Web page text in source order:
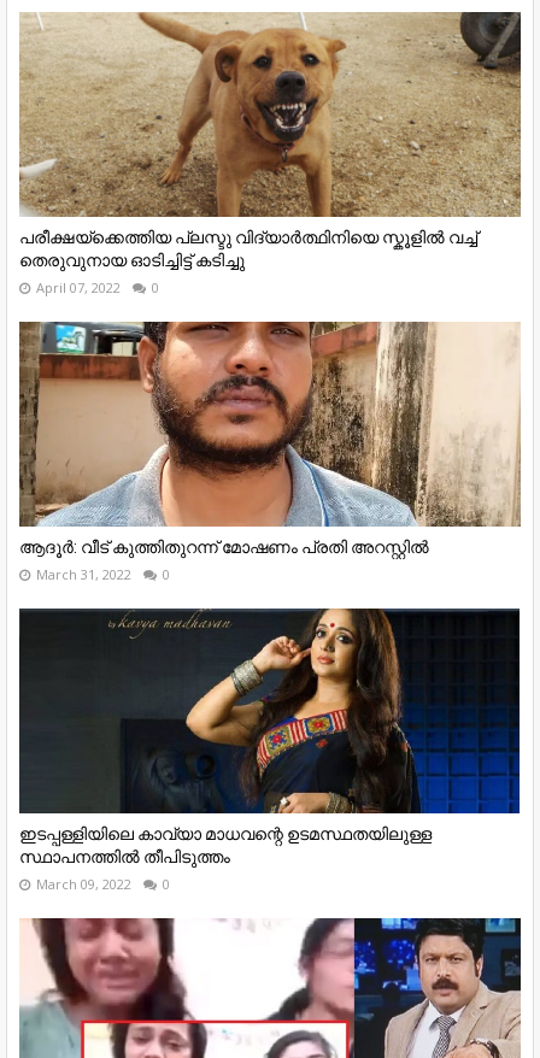
പരീക്ഷയ്ക്കെത്തിയ പ്ലസ്ടു വിദ്യാർത്ഥിനിയെ സ്കൂളിൽ വച്ച്
തെരുവുനായ ഓടിച്ചിട്ട് കടിച്ചു
April 07, 2022 0
ആദൂർ: വീട് കുത്തിതുറന്ന് മോഷണം പ്രതി അറസ്റ്റിൽ
March 31, 2022 0
ഇടപ്പള്ളിയിലെ കാവ്യാ മാധവന്റെ ഉടമസ്ഥതയിലുള്ള
സ്ഥാപനത്തിൽ തീപിടുത്തം
March 09, 2022 0